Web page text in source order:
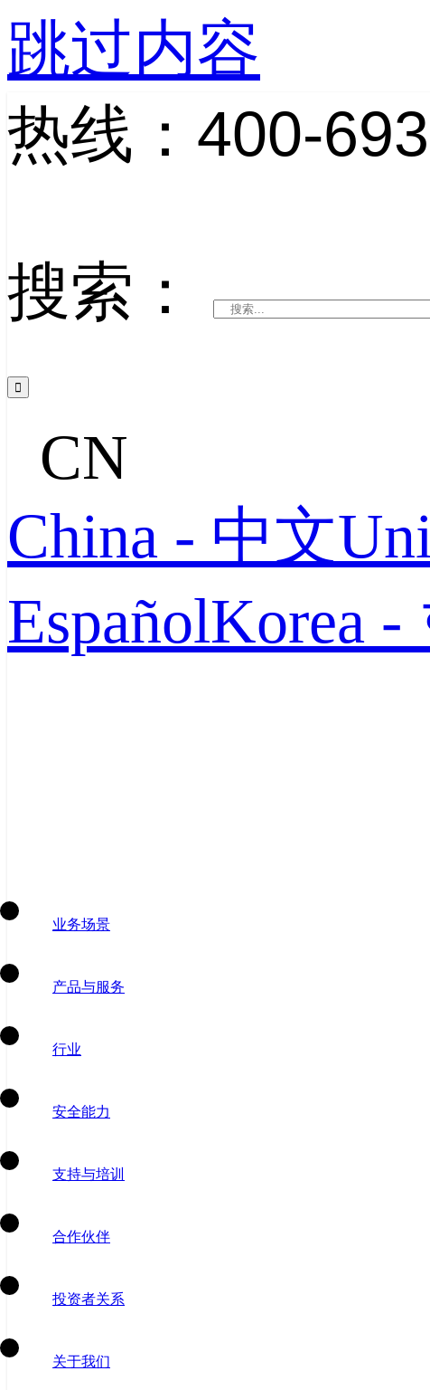
跳过内容
热线：400-
搜索：
CN
China - 中文
EspañolKorea -
业务场景
产品与服务
行业
安全能力
支持与培训
合作伙伴
投资者关系
关于我们